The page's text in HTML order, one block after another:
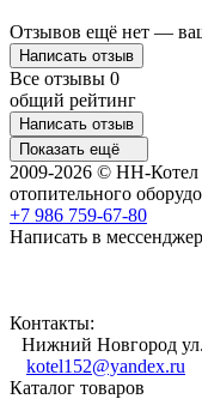
Отзывов ещё нет —
Написать отзыв
Все отзывы 0
общий рейтинг
Написать отзыв
Показать ещё
2009-2026 © НН-
отопительного
+7 986 759-67-80
Написать в
Контакты:
Нижний Новгород
kotel152@yandex.ru
Каталог товаров